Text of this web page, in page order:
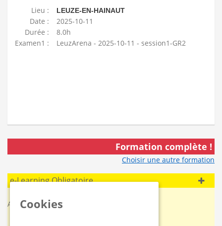
Lieu :
Date :
Durée :
Examen1 :
LEUZE-EN-HAINAUT
2025-10-11
8.0h
LeuzArena - 2025-10-11 - session1-GR2
Formation complète !
Choisir une autre formation
e-Learning Obligatoire
Adresse:
A distance
Cookies